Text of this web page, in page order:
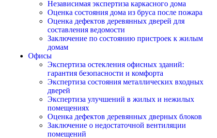
Независимая экспертиза каркасного дома
Оценка состояния дома из бруса после пожара
Оценка дефектов деревянных дверей для
составления ведомости
Заключение по состоянию пристроек к жилым
домам
Офисы
Экспертиза остекления офисных зданий:
гарантия безопасности и комфорта
Экспертиза состояния металлических входных
дверей
Экспертиза улучшений в жилых и нежилых
помещениях
Оценка дефектов деревянных дверных блоков
Заключение о недостаточной вентиляции
помещений